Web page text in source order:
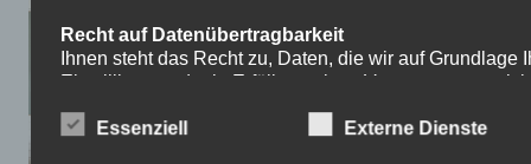
Recht auf Datenübertragbarkeit
Ihnen steht das Recht zu, Daten, die wir auf Grundlage
Einwilligung oder in Erfüllung eines Vertrags
Bereitstellung erfolgt in einem maschinenlesbaren
Essenziell Externe Dienste